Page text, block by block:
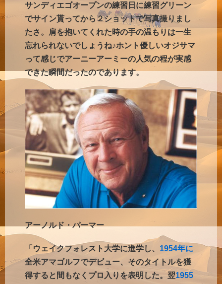
サンディエゴオープンの練習日に練習グリーン
でサイン貰ってから２ショットで写真撮りまし
たさ。肩を抱いてくれた時の手の温もりは一生
忘れられないでしょうね♪ホント優しいオジサマ
って感じでアーニーアーミーの人気の程が実感
できた瞬間だったのであります。
アーノルド・パーマー
「ウェイクフォレスト大学に進学し、 1954年に
全米アマゴルフでデビュー、そのタイトルを獲
得すると間もなくプロ入りを表明した。翌1955